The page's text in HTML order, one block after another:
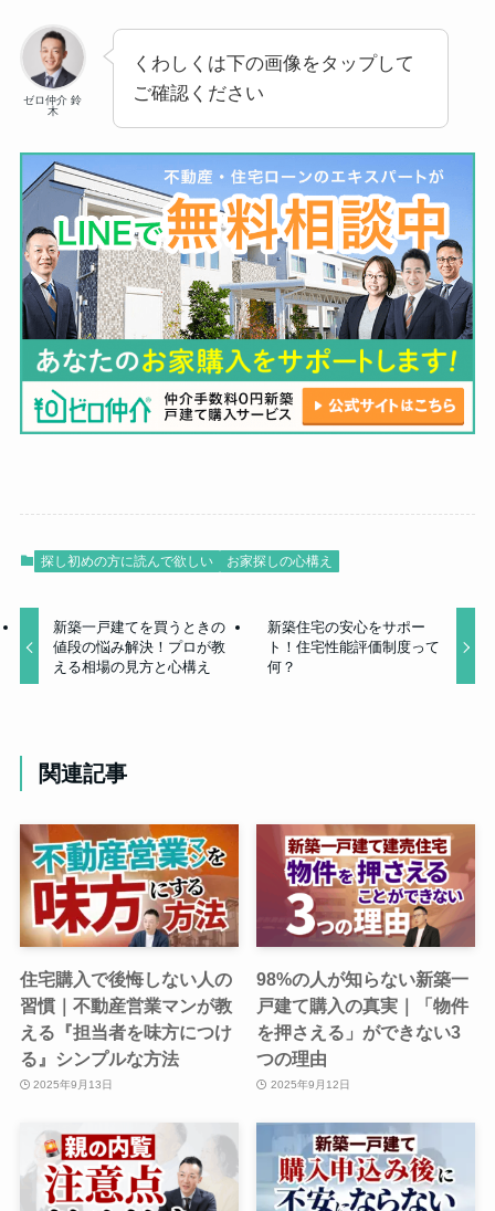
ゼロ仲介 鈴
木
くわしくは下の画像をタップして
ご確認ください
探し初めの方に読んで欲しい お家探しの心構え
新築一戸建てを買うときの
値段の悩み解決！プロが教
える相場の見方と心構え
新築住宅の安心をサポー
ト！住宅性能評価制度って
何？
関連記事
住宅購入で後悔しない人の
習慣｜不動産営業マンが教
える『担当者を味方につけ
る』シンプルな方法
2025年9月13日
98%の人が知らない新築一
戸建て購入の真実｜「物件
を押さえる」ができない3
つの理由
2025年9月12日